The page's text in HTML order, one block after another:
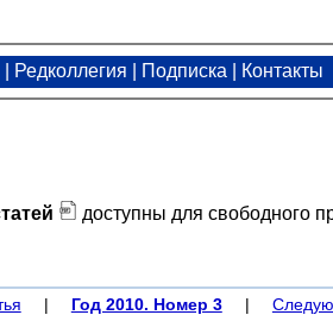
Редколлегия Подписка Контакты
доступны для свободного
| Год 2010. Номер 3 |